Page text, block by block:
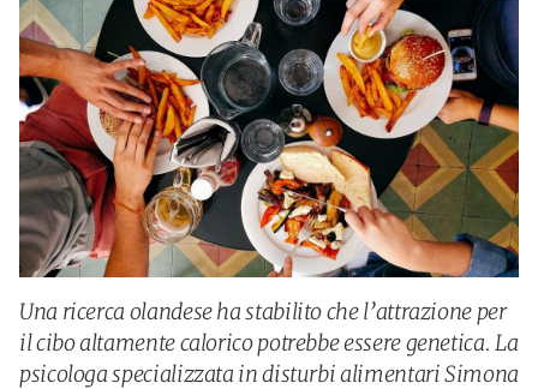
Una ricerca olandese ha stabilito che l’attrazione per
il cibo altamente calorico potrebbe essere genetica. La
psicologa specializzata in disturbi alimentari Simona